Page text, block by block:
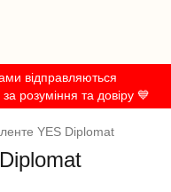
відправляються
розуміння та довіру 💙
YES Diplomat